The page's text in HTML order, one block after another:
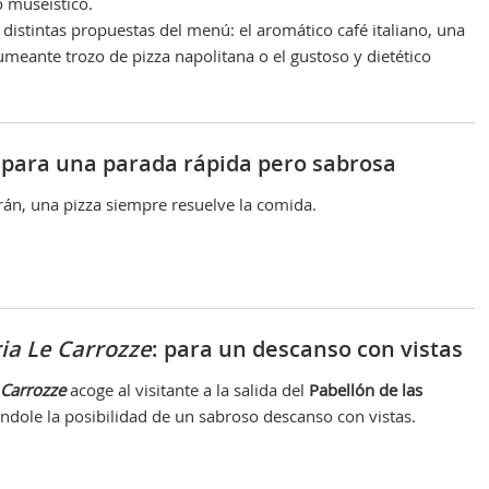
propuestas del menú: el aromático café italiano, una
trozo de pizza napolitana o el gustoso y dietético
una parada rápida pero sabrosa
una pizza siempre resuelve la comida.
Le Carrozze: para un descanso con vistas
acoge al visitante a la salida del Pabellón de las
la posibilidad de un sabroso descanso con vistas.